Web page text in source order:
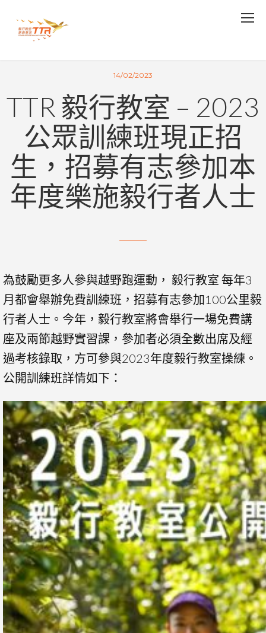
14/02/2023
TTR 毅行教室 – 2023
公眾訓練班現正招
生，招募有志參加本
年度樂施毅行者人士
為鼓勵更多人參與越野跑運動， 毅行教室 每年3
月都會舉辦免費訓練班，招募有志參加100公里毅
行者人士。今年，毅行教室將會舉行一場免費講
座及兩節越野實習課，參加者必須全數出席及經
過考核錄取，方可參與2023年度毅行教室操練。
公開訓練班詳情如下：